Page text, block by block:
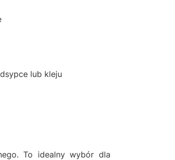
lub kleju
To idealny wybór dla